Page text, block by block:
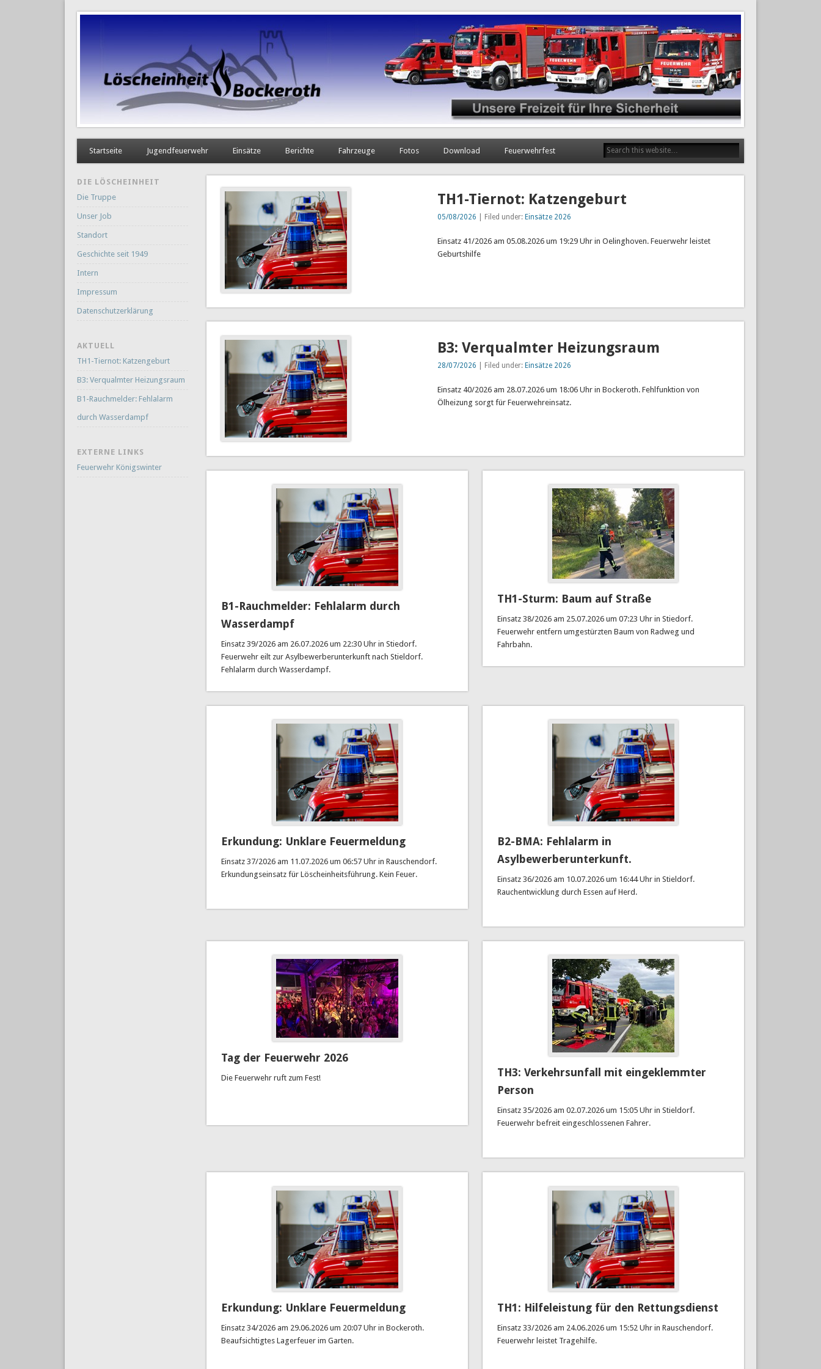
Startseite Jugendfeuerwehr Einsätze Berichte Fahrzeuge Fotos Download Feuerwehrfest
TH1-Tiernot: Katzengeburt
05/08/2026 | Filed under: Einsätze 2026
Einsatz 41/2026 am 05.08.2026 um 19:29 Uhr in Oelinghoven. Feuerwehr leistet
Geburtshilfe
B3: Verqualmter Heizungsraum
28/07/2026 | Filed under: Einsätze 2026
Einsatz 40/2026 am 28.07.2026 um 18:06 Uhr in Bockeroth. Fehlfunktion von
Ölheizung sorgt für Feuerwehreinsatz.
B1-Rauchmelder: Fehlalarm durch
Wasserdampf
Einsatz 39/2026 am 26.07.2026 um 22:30 Uhr in Stiedorf.
Feuerwehr eilt zur Asylbewerberunterkunft nach Stieldorf.
Fehlalarm durch Wasserdampf.
TH1-Sturm: Baum auf Straße
Einsatz 38/2026 am 25.07.2026 um 07:23 Uhr in Stiedorf.
Feuerwehr entfern umgestürzten Baum von Radweg und
Fahrbahn.
Erkundung: Unklare Feuermeldung
Einsatz 37/2026 am 11.07.2026 um 06:57 Uhr in Rauschendorf.
Erkundungseinsatz für Löscheinheitsführung. Kein Feuer.
B2-BMA: Fehlalarm in
Asylbewerberunterkunft.
Einsatz 36/2026 am 10.07.2026 um 16:44 Uhr in Stieldorf.
Rauchentwicklung durch Essen auf Herd.
Tag der Feuerwehr 2026
Die Feuerwehr ruft zum Fest!
TH3: Verkehrsunfall mit eingeklemmter
Person
Einsatz 35/2026 am 02.07.2026 um 15:05 Uhr in Stieldorf.
Feuerwehr befreit eingeschlossenen Fahrer.
Erkundung: Unklare Feuermeldung
Einsatz 34/2026 am 29.06.2026 um 20:07 Uhr in Bockeroth.
Beaufsichtigtes Lagerfeuer im Garten.
TH1: Hilfeleistung für den Rettungsdienst
Einsatz 33/2026 am 24.06.2026 um 15:52 Uhr in Rauschendorf.
Feuerwehr leistet Tragehilfe.
DIE LÖSCHEINHEIT
Die Truppe
Unser Job
Standort
Geschichte seit 1949
Intern
Impressum
Datenschutzerklärung
AKTUELL
TH1-Tiernot: Katzengeburt
B3: Verqualmter Heizungsraum
B1-Rauchmelder: Fehlalarm
durch Wasserdampf
EXTERNE LINKS
Feuerwehr Königswinter